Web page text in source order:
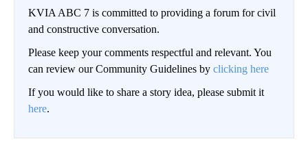
KVIA ABC 7 is committed to providing a forum for civil
and constructive conversation.
Please keep your comments respectful and relevant. You
can review our Community Guidelines by clicking here
If you would like to share a story idea, please submit it
here.